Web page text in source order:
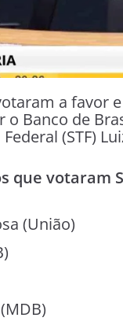
a favor
o Banco de
(STF)
que votaram
(União)